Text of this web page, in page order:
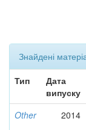
Знайдені
Тип
Дата
випуску
Other 2014